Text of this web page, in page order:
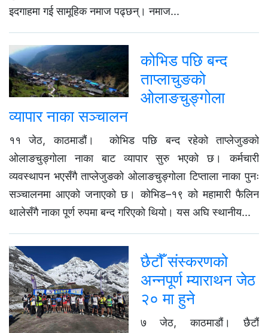
इदगाहमा गई सामूहिक नमाज पढ्छन्। नमाज...
कोभिड पछि बन्द
ताप्लाचुङको
ओलाङचुङ्गोला
व्यापार नाका सञ्चालन
११ जेठ, काठमाडौं। कोभिड पछि बन्द रहेको ताप्लेजुङको
ओलाङचुङ्गोला नाका बाट व्यापार सुरु भएको छ। कर्मचारी
व्यवस्थापन भएसँगै ताप्लेजुङको ओलाङचुङ्गोला टिप्ताला नाका पुनः
सञ्चालनमा आएको जनाएको छ। कोभिड–१९ को महामारी फैलिन
थालेसँगै नाका पूर्ण रुपमा बन्द गरिएको थियो। यस अघि स्थानीय...
छैटौँ संस्करणको
अन्नपूर्ण म्याराथन जेठ
२० मा हुने
७ जेठ, काठमाडौं। छैटौं